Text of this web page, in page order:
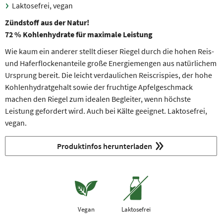
Laktosefrei, vegan
Zündstoff aus der Natur!
72 % Kohlenhydrate für maximale Leistung
Wie kaum ein anderer stellt dieser Riegel durch die hohen Reis-
und Haferflockenanteile große Energiemengen aus natürlichem
Ursprung bereit. Die leicht verdaulichen Reiscrispies, der hohe
Kohlenhydratgehalt sowie der fruchtige Apfelgeschmack
machen den Riegel zum idealen Begleiter, wenn höchste
Leistung gefordert wird. Auch bei Kälte geeignet. Laktosefrei,
vegan.
Produktinfos herunterladen
Vegan Laktosefrei